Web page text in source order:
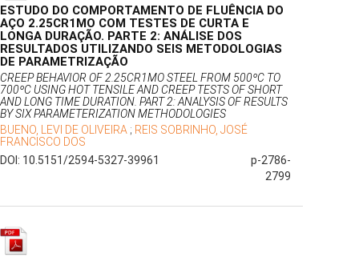
ESTUDO DO COMPORTAMENTO DE FLUÊNCIA DO
AÇO 2.25CR1MO COM TESTES DE CURTA E
LONGA DURAÇÃO. PARTE 2: ANÁLISE DOS
RESULTADOS UTILIZANDO SEIS METODOLOGIAS
DE PARAMETRIZAÇÃO
CREEP BEHAVIOR OF 2.25CR1MO STEEL FROM 500ºC TO
700ºC USING HOT TENSILE AND CREEP TESTS OF SHORT
AND LONG TIME DURATION. PART 2: ANALYSIS OF RESULTS
BY SIX PARAMETERIZATION METHODOLOGIES
BUENO, LEVI DE OLIVEIRA ; REIS SOBRINHO, JOSÉ
FRANCISCO DOS
DOI: 10.5151/2594-5327-39961
p-2786-
2799